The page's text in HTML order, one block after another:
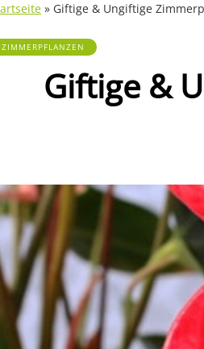
» Giftige & Ungiftige
ZIMMERPFLANZEN
Giftige &